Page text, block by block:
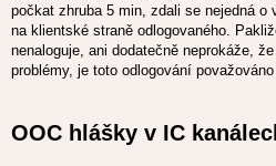
počkat zhruba 5 min, zdali se nejedná o
na klientské straně odlogovaného.
nenaloguje, ani dodatečně neprokáže,
problémy, je toto odlogování považováno
OOC hlášky v IC